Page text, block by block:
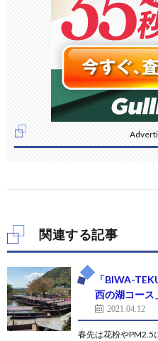
関連する記事
「BIWA-
西の湖コース
2021.04.12
春先は花粉やPM2.5